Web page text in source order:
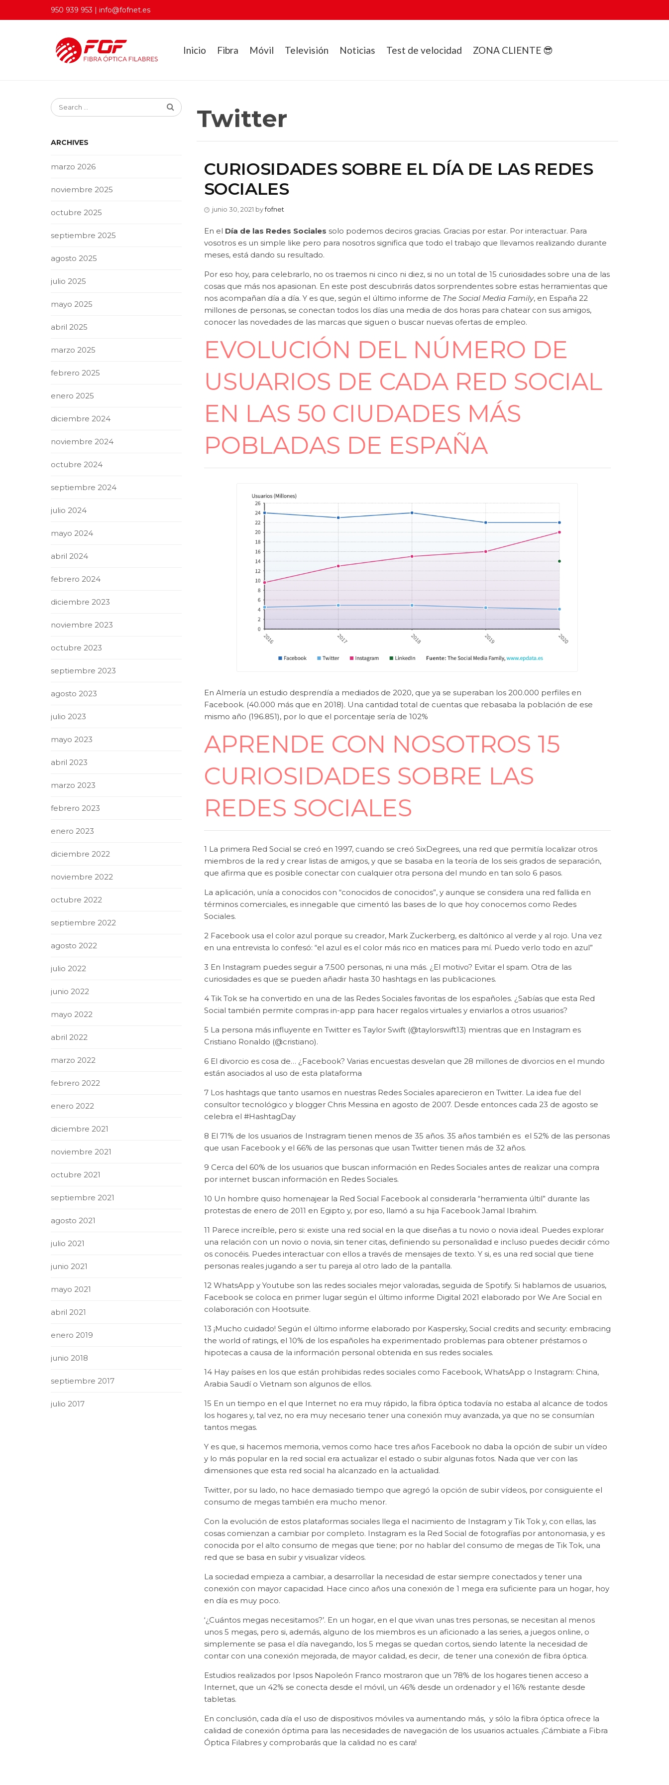
950 939 953 | info@fofnet.es
Inicio Fibra Móvil Televisión Noticias Test de velocidad ZONA CLIENTE 😎
Twitter
CURIOSIDADES SOBRE EL DÍA DE LAS REDES
SOCIALES
junio 30, 2021 byfofnet
En el Día de las Redes Sociales solo podemos deciros gracias. Gracias por estar. Por interactuar. Para
vosotros es un simple like pero para nosotros significa que todo el trabajo que llevamos realizando durante
meses, está dando su resultado.
Por eso hoy, para celebrarlo, no os traemos ni cinco ni diez, si no un total de 15 curiosidades sobre una de las
cosas que más nos apasionan. En este post descubrirás datos sorprendentes sobre estas herramientas que
nos acompañan día a día. Y es que, según el último informe de The Social Media Family, en España 22
millones de personas, se conectan todos los días una media de dos horas para chatear con sus amigos,
conocer las novedades de las marcas que siguen o buscar nuevas ofertas de empleo.
EVOLUCIÓN DEL NÚMERO DE
USUARIOS DE CADA RED SOCIAL
EN LAS 50 CIUDADES MÁS
POBLADAS DE ESPAÑA
En Almería un estudio desprendía a mediados de 2020, que ya se superaban los 200.000 perfiles en
Facebook. (40.000 más que en 2018). Una cantidad total de cuentas que rebasaba la población de ese
mismo año (196.851), por lo que el porcentaje sería de 102%
APRENDE CON NOSOTROS 15
CURIOSIDADES SOBRE LAS
REDES SOCIALES
1 La primera Red Social se creó en 1997, cuando se creó SixDegrees, una red que permitía localizar otros
miembros de la red y crear listas de amigos, y que se basaba en la teoría de los seis grados de separación,
que afirma que es posible conectar con cualquier otra persona del mundo en tan solo 6 pasos.
La aplicación, unía a conocidos con “conocidos de conocidos”, y aunque se considera una red fallida en
términos comerciales, es innegable que cimentó las bases de lo que hoy conocemos como Redes
Sociales.
2 Facebook usa el color azul porque su creador, Mark Zuckerberg, es daltónico al verde y al rojo. Una vez
en una entrevista lo confesó: “el azul es el color más rico en matices para mí. Puedo verlo todo en azul”
3 En Instagram puedes seguir a 7.500 personas, ni una más. ¿El motivo? Evitar el spam. Otra de las
curiosidades es que se pueden añadir hasta 30 hashtags en las publicaciones.
4 Tik Tok se ha convertido en una de las Redes Sociales favoritas de los españoles. ¿Sabías que esta Red
Social también permite compras in-app para hacer regalos virtuales y enviarlos a otros usuarios?
5 La persona más influyente en Twitter es Taylor Swift (@taylorswift13) mientras que en Instagram es
Cristiano Ronaldo (@cristiano).
6 El divorcio es cosa de… ¿Facebook? Varias encuestas desvelan que 28 millones de divorcios en el mundo
están asociados al uso de esta plataforma
7 Los hashtags que tanto usamos en nuestras Redes Sociales aparecieron en Twitter. La idea fue del
consultor tecnológico y blogger Chris Messina en agosto de 2007. Desde entonces cada 23 de agosto se
celebra el #HashtagDay
8 El 71% de los usuarios de Instragram tienen menos de 35 años. 35 años también es el 52% de las personas
que usan Facebook y el 66% de las personas que usan Twitter tienen más de 32 años.
9 Cerca del 60% de los usuarios que buscan información en Redes Sociales antes de realizar una compra
por internet buscan información en Redes Sociales.
10 Un hombre quiso homenajear la Red Social Facebook al considerarla “herramienta últil” durante las
protestas de enero de 2011 en Egipto y, por eso, llamó a su hija Facebook Jamal Ibrahim.
11 Parece increíble, pero si: existe una red social en la que diseñas a tu novio o novia ideal. Puedes explorar
una relación con un novio o novia, sin tener citas, definiendo su personalidad e incluso puedes decidir cómo
os conocéis. Puedes interactuar con ellos a través de mensajes de texto. Y si, es una red social que tiene
personas reales jugando a ser tu pareja al otro lado de la pantalla.
12 WhatsApp y Youtube son las redes sociales mejor valoradas, seguida de Spotify. Si hablamos de usuarios,
Facebook se coloca en primer lugar según el último informe Digital 2021 elaborado por We Are Social en
colaboración con Hootsuite.
13 ¡Mucho cuidado! Según el último informe elaborado por Kaspersky, Social credits and security: embracing
the world of ratings, el 10% de los españoles ha experimentado problemas para obtener préstamos o
hipotecas a causa de la información personal obtenida en sus redes sociales.
14 Hay países en los que están prohibidas redes sociales como Facebook, WhatsApp o Instagram: China,
Arabia Saudí o Vietnam son algunos de ellos.
15 En un tiempo en el que Internet no era muy rápido, la fibra óptica todavía no estaba al alcance de todos
los hogares y, tal vez, no era muy necesario tener una conexión muy avanzada, ya que no se consumían
tantos megas.
Y es que, si hacemos memoria, vemos como hace tres años Facebook no daba la opción de subir un vídeo
y lo más popular en la red social era actualizar el estado o subir algunas fotos. Nada que ver con las
dimensiones que esta red social ha alcanzado en la actualidad.
Twitter, por su lado, no hace demasiado tiempo que agregó la opción de subir vídeos, por consiguiente el
consumo de megas también era mucho menor.
Con la evolución de estos plataformas sociales llega el nacimiento de Instagram y Tik Tok y, con ellas, las
cosas comienzan a cambiar por completo. Instagram es la Red Social de fotografías por antonomasia, y es
conocida por el alto consumo de megas que tiene; por no hablar del consumo de megas de Tik Tok, una
red que se basa en subir y visualizar vídeos.
La sociedad empieza a cambiar, a desarrollar la necesidad de estar siempre conectados y tener una
conexión con mayor capacidad. Hace cinco años una conexión de 1 mega era suficiente para un hogar, hoy
en día es muy poco.
‘¿Cuántos megas necesitamos?’. En un hogar, en el que vivan unas tres personas, se necesitan al menos
unos 5 megas, pero si, además, alguno de los miembros es un aficionado a las series, a juegos online, o
simplemente se pasa el día navegando, los 5 megas se quedan cortos, siendo latente la necesidad de
contar con una conexión mejorada, de mayor calidad, es decir, de tener una conexión de fibra óptica.
Estudios realizados por Ipsos Napoleón Franco mostraron que un 78% de los hogares tienen acceso a
Internet, que un 42% se conecta desde el móvil, un 46% desde un ordenador y el 16% restante desde
tabletas.
En conclusión, cada día el uso de dispositivos móviles va aumentando más, y sólo la fibra óptica ofrece la
calidad de conexión óptima para las necesidades de navegación de los usuarios actuales. ¡Cámbiate a Fibra
Óptica Filabres y comprobarás que la calidad no es cara!
ARCHIVES
marzo 2026
noviembre 2025
octubre 2025
septiembre 2025
agosto 2025
julio 2025
mayo 2025
abril 2025
marzo 2025
febrero 2025
enero 2025
diciembre 2024
noviembre 2024
octubre 2024
septiembre 2024
julio 2024
mayo 2024
abril 2024
febrero 2024
diciembre 2023
noviembre 2023
octubre 2023
septiembre 2023
agosto 2023
julio 2023
mayo 2023
abril 2023
marzo 2023
febrero 2023
enero 2023
diciembre 2022
noviembre 2022
octubre 2022
septiembre 2022
agosto 2022
julio 2022
junio 2022
mayo 2022
abril 2022
marzo 2022
febrero 2022
enero 2022
diciembre 2021
noviembre 2021
octubre 2021
septiembre 2021
agosto 2021
julio 2021
junio 2021
mayo 2021
abril 2021
enero 2019
junio 2018
septiembre 2017
julio 2017